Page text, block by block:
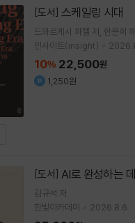
[도서] 스케일링 시대
드와르케시 파텔 저 한운희
인사이트(insight)
10% 22,500원
1,250원
[도서] AI로 완성하는
김규석 저
한빛아카데미
2026.8.6.